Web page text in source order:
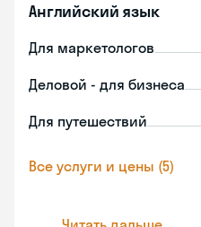
Английский язык
Для маркетологов
Деловой - для бизнеса
Для путешествий
Все услуги и цены (5)